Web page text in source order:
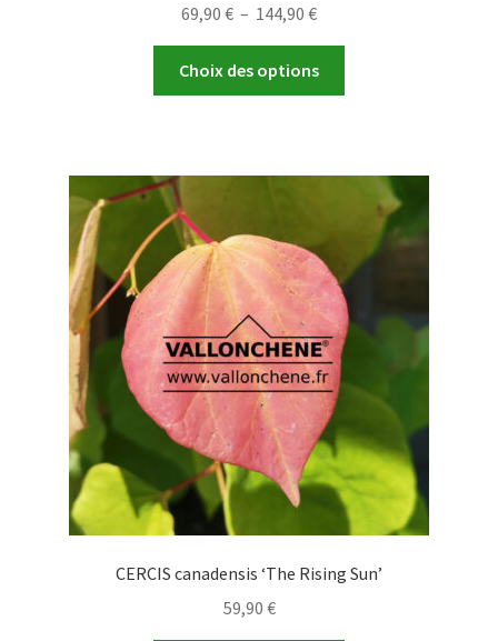
69,90 € – 144,90 €Plage
de
prix :
69,90 €
Choix des options
options
peuvent
être
choisies
sur
page
produit
CERCIS canadensis ‘The Rising Sun’
59,90 €